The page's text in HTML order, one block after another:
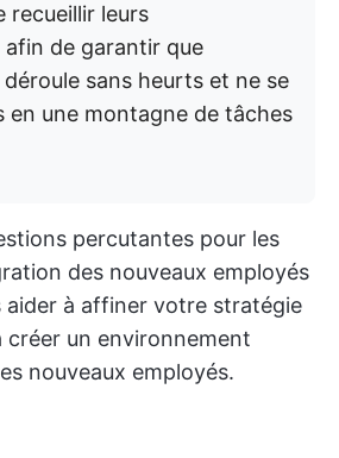
recueillir leurs
de garantir que
sans heurts et ne se
en une montagne de tâches
percutantes pour les
des nouveaux employés
aider à affiner votre stratégie
un environnement
nouveaux employés.